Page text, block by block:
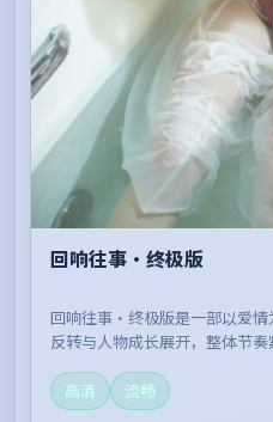
回响往事·终极版
回响往事·终极版是一部以爱情
反转与人物成长展开，整体节奏
高清
流畅